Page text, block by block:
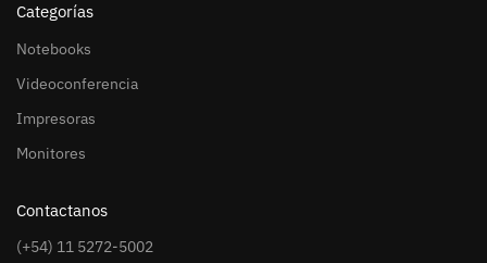
Categorías
Notebooks
Videoconferencia
Impresoras
Monitores
Contactanos
(+54) 11 5272-5002